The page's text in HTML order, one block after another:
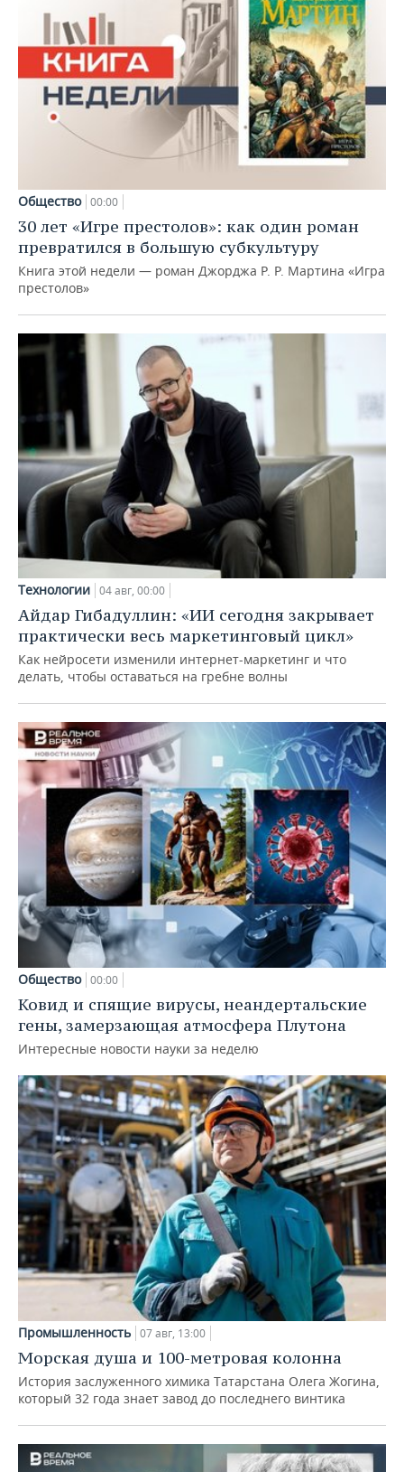
Общество 00:00
30 лет «Игре престолов»: как один роман
превратился в большую субкультуру
Книга этой недели — роман Джорджа Р. Р. Мартина «Игра
престолов»
Технологии 04 авг, 00:00
Айдар Гибадуллин: «ИИ сегодня закрывает
практически весь маркетинговый цикл»
Как нейросети изменили интернет-маркетинг и что
делать, чтобы оставаться на гребне волны
Общество 00:00
Ковид и спящие вирусы, неандертальские
гены, замерзающая атмосфера Плутона
Интересные новости науки за неделю
Промышленность 07 авг, 13:00
Морская душа и 100-метровая колонна
История заслуженного химика Татарстана Олега Жогина,
который 32 года знает завод до последнего винтика